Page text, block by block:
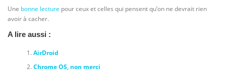
Une bonne lecture pour ceux et celles qui pensent qu’on ne devrait rien
avoir à cacher.
A lire aussi :
AirDroid
Chrome OS, non merci